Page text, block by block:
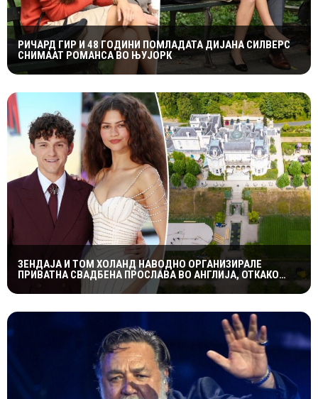
РИЧАРД ГИР И 48 ГОДИНИ ПОМЛАДАТА ДИЈАНА СИЛВЕРС
СНИМААТ РОМАНСА ВО ЊУЈОРК
ЗЕНДАЈА И ТОМ ХОЛАНД НАВОДНО ОРГАНИЗИРАЛЕ
ПРИВАТНА СВАДБЕНА ПРОСЛАВА ВО АНГЛИЈА, ОТКАКО
ТАЈНО СЕ ВЕНЧАЛЕ